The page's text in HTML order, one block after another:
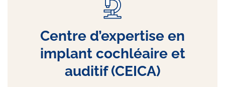
Centre d’expertise en
implant cochléaire et
auditif (CEICA)